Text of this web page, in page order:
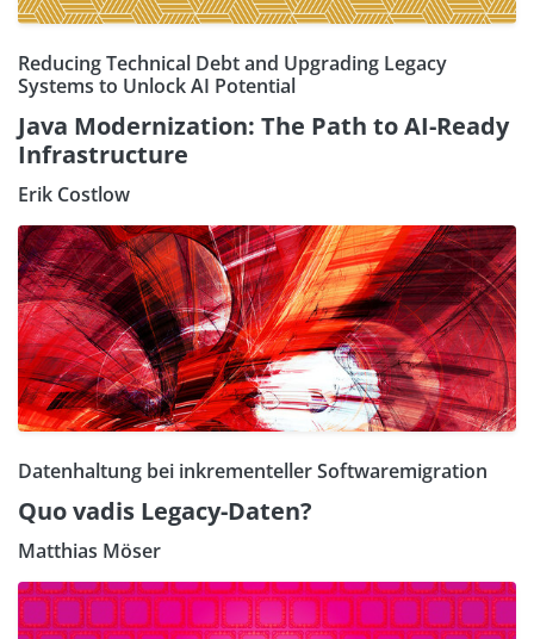
Reducing Technical Debt and Upgrading Legacy
Systems to Unlock AI Potential
Java Modernization: The Path to AI-Ready
Infrastructure
Erik Costlow
Datenhaltung bei inkrementeller Softwaremigration
Quo vadis Legacy-Daten?
Matthias Möser